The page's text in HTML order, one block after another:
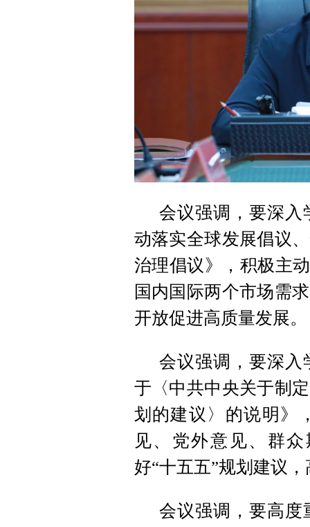
会议强调，要深入
动落实全球发展倡议
治理倡议》，积极主
国内国际两个市场需
开放促进高质量发展。
会议强调，要深入
于〈中共中央关于制
划的建议〉的说明》
见、党外意见、群
好“十五五”规划建议
会议强调，要高度